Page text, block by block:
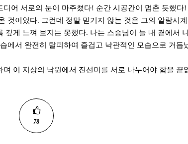
어 서로의 눈이 마주쳤다! 순간 시공간이 멈춘 듯했다!
이었다. 그런데 정말 믿기지 않는 것은 그의 알람시
게 느껴 보지는 못했다. 나는 스승님이 늘 내 곁에서
서 완전히 탈피하여 즐겁고 낙관적인 모습으로 거
이 지상의 낙원에서 진선미를 서로 나누어야 함을
78